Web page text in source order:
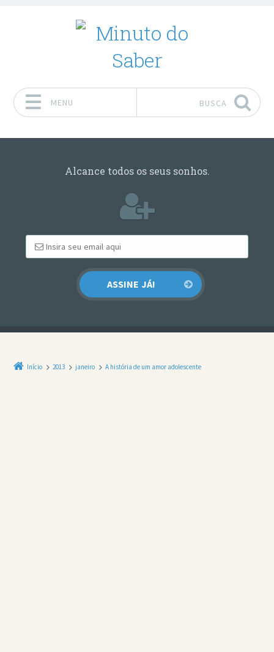
MENU BUSCA
Alcance todos os seus sonhos.
Início 2013 janeiro A história de um amor adolescente